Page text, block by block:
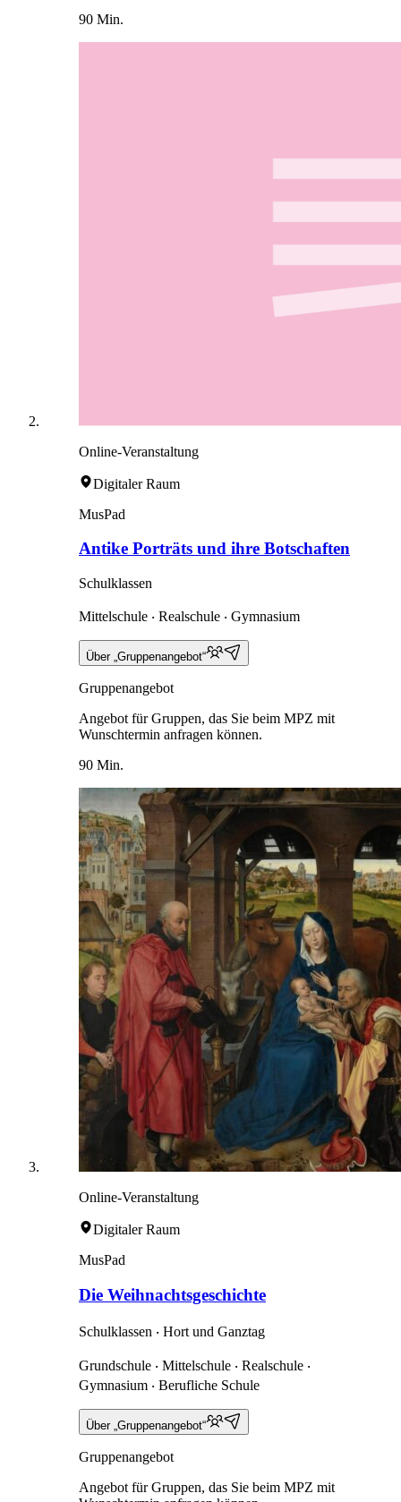
90 Min.
Online-Veranstaltung
Digitaler Raum
MusPad
Antike Porträts und ihre Botschaften
Schulklassen
Mittelschule ‧ Realschule ‧ Gymnasium
Über „Gruppenangebot“
Gruppenangebot
Angebot für Gruppen, das Sie beim MPZ mit
Wunschtermin anfragen können.
90 Min.
Online-Veranstaltung
Digitaler Raum
MusPad
Die Weihnachtsgeschichte
Schulklassen ‧ Hort und Ganztag
Grundschule ‧ Mittelschule ‧ Realschule ‧
Gymnasium ‧ Berufliche Schule
Über „Gruppenangebot“
Gruppenangebot
Angebot für Gruppen, das Sie beim MPZ mit